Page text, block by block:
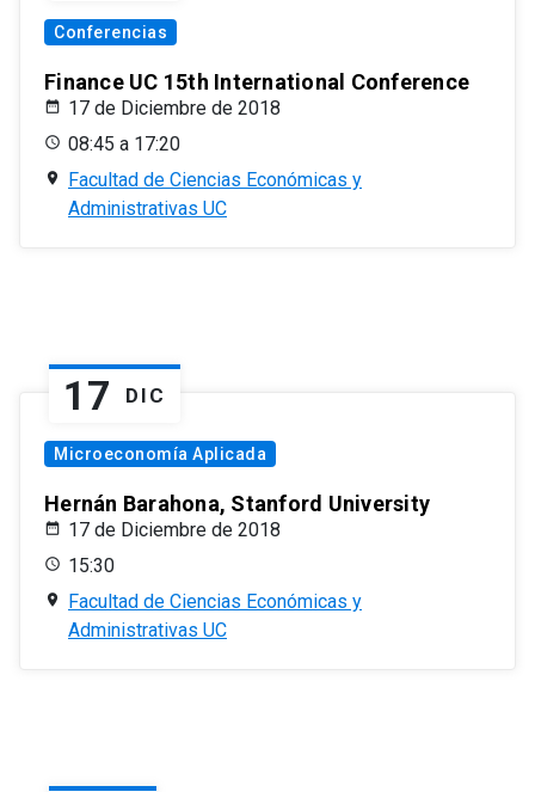
Conferencias
Finance UC 15th International Conference
17 de Diciembre de 2018
08:45 a 17:20
Facultad de Ciencias Económicas y
Administrativas UC
17 DIC
Microeconomía Aplicada
Hernán Barahona, Stanford University
17 de Diciembre de 2018
15:30
Facultad de Ciencias Económicas y
Administrativas UC